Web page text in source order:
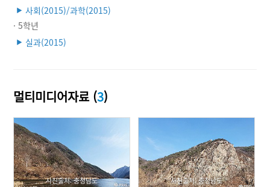
▶ 사회(2015)/과학(2015)
· 5학년
▶ 실과(2015)
멀티미디어자료 (3)
사진출처: 충청남도 사진출처: 충청남도